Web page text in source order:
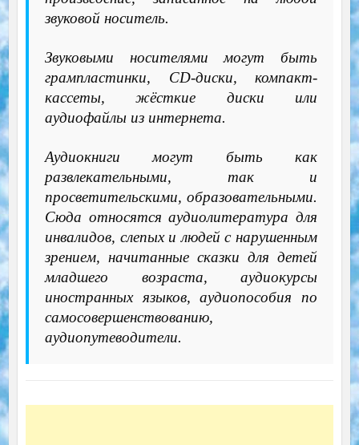
звуковой носитель.
Звуковыми носителями могут быть
грампластинки, CD-диски, компакт-
кассеты, жёсткие диски или
аудиофайлы из интернета.
Аудиокниги могут быть как
развлекательными, так и
просветительскими, образовательными.
Сюда относятся аудиолитература для
инвалидов, слепых и людей с нарушенным
зрением, начитанные сказки для детей
младшего возраста, аудиокурсы
иностранных языков, аудиопособия по
самосовершенствованию,
аудиопутеводители.